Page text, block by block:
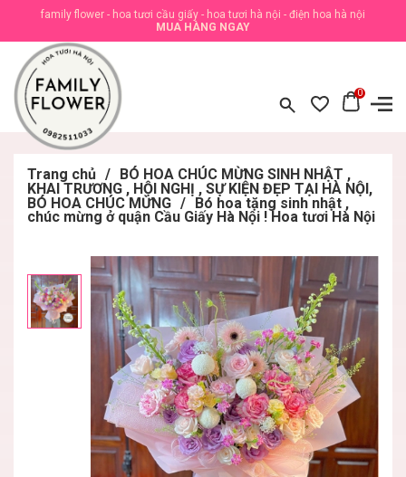
family flower - hoa tươi cầu giấy - hoa tươi hà nội - điện hoa hà nội
MUA HÀNG NGAY
0
Trang chủ / BÓ HOA CHÚC MỪNG SINH NHẬT ,
KHAI TRƯƠNG , HỘI NGHỊ , SỰ KIỆN ĐẸP TẠI HÀ NỘI,
BÓ HOA CHÚC MỪNG / Bó hoa tặng sinh nhật ,
chúc mừng ở quận Cầu Giấy Hà Nội ! Hoa tươi Hà Nội